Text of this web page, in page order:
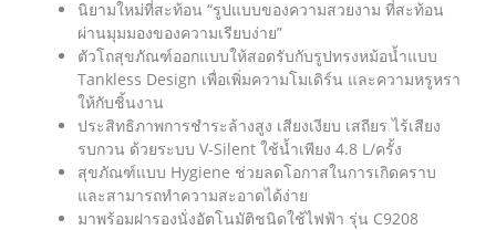
นิยามใหม่ที่สะท้อน “รูปแบบของความสวยงาม ที่สะท้อน
ผ่านมุมมองของความเรียบง่าย”
ตัวโถสุขภัณฑ์ออกแบบให้สอดรับกับรูปทรงหม้อน้ำแบบ
Tankless Design เพื่อเพิ่มความโมเดิร์น และความหรูหรา
ให้กับชิ้นงาน
ประสิทธิภาพการชำระล้างสูง เสียงเงียบ เสถียร ไร้เสียง
รบกวน ด้วยระบบ V-Silent ใช้น้ำเพียง 4.8 L/ครั้ง
สุขภัณฑ์แบบ Hygiene ช่วยลดโอกาสในการเกิดคราบ
และสามารถทำความสะอาดได้ง่าย
มาพร้อมฝารองนั่งอัตโนมัติชนิดใช้ไฟฟ้า รุ่น C9208